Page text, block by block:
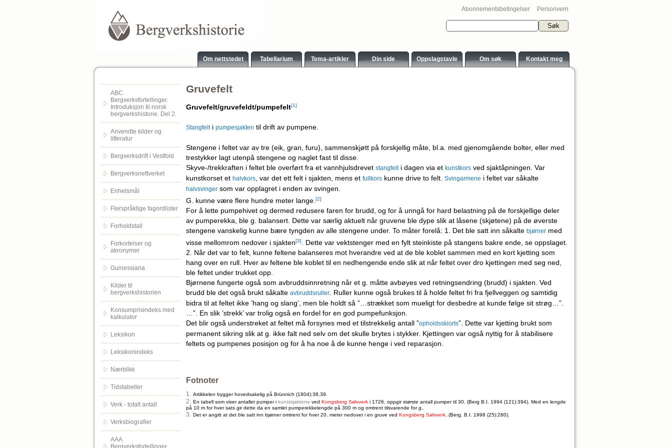
Abonnementsbetingelser Personvern
Om nettstedet Tabellarium Tema-artikler Din side Oppslagstavle Om søk Kontakt meg
ABC.
Bergverksfortellinger.
Introduksjon til norsk
bergverkshistorie. Del 2.
Anvendte kilder og
litteratur
Bergverksdrift i Vestfold
Bergverksnettverket
Enhetsmål
Flerspråklige fagordlister
Forholdstall
Forkortelser og
akronymer
Guinessiana
Kilder til
bergverkshistorien
Konsumprisindeks med
kalkulator
Leksikon
Leksikonindeks
Nærblikk
Tidstabeller
Verk - totalt antall
Verksbiografier
AAA
Bergverksfortellinger.
Gruvefelt
Gruvefelt/gruvefeldt/pumpefelt[1]
Stangfelti pumpesjakten til drift av pumpene.
Stengene i feltet var av tre (eik, gran, furu), sammenskjøtt på forskjellig måte, bl.a. med gjenomgående bolter, eller med
trestykker lagt utenpå stengene og naglet fast til disse.
Skyve-/trekkraften i feltet ble overført fra et vannhjulsdrevet stangfelti dagen via et kunstkors ved sjaktåpningen. Var
kunstkorset et halvkors , var det ett felt i sjakten, mens et fullkors kunne drive to felt. Svingarmene i feltet var såkalte
halvsvinger som var opplagret i enden av svingen.
G. kunne være flere hundre meter lange. [2]
For å lette pumpehivet og dermed redusere faren for brudd, og for å unngå for hard belastning på de forskjellige deler
av pumperekka, ble g. balansert. Dette var særlig aktuelt når gruvene ble dype slik at låsene (skjøtene) på de øverste
stengene vanskelig kunne bære tyngden av alle stengene under. To måter forelå: 1. Det ble satt inn såkalte bjørner med
visse mellomrom nedover i sjakten[3]
. Dette var vektstenger med en fylt steinkiste på stangens bakre ende, se oppslaget.
2. Når det var to felt, kunne feltene balanseres mot hverandre ved at de ble koblet sammen med en kort kjetting som
hang over en rull. Hver av feltene ble koblet til en nedhengende ende slik at når feltet over dro kjettingen med seg ned,
ble feltet under trukket opp.
Bjørnene fungerte også som avbruddsinnretning når et g. måtte avbøyes ved retningsendring (brudd) i sjakten. Ved
brudd ble det også brukt såkalte avbruddsruller . Ruller kunne også brukes til å holde feltet fri fra fjellveggen og samtidig
bidra til at feltet ikke ’hang og slang’, men ble holdt så ”…strækket som mueligt for desbedre at kunde følge sit strøg…”.
…”. En slik ’strekk’ var trolig også en fordel for en god pumpefunksjon.
Det blir også understreket at feltet må forsynes med et tilstrekkelig antall ”opholdsskiorts”. Dette var kjetting brukt som
permanent sikring slik at g. ikke falt ned selv om det skulle brytes i stykker. Kjettingen var også nyttig for å stabilisere
feltets og pumpenes posisjon og for å ha noe å de kunne henge i ved reparasjon.
Fotnoter
1. Artikkelen bygger hovedsakelig på Brünnich (1804):38,39.
2. En tabell som viser antallet pumper i kunstsjaktene ved Kongsberg Sølvverk i 1726, oppgir største antall pumper til 30. (Berg B.I. 1994 (121):394). Med en lengde
på 10 m for hver sats gir dette da en samlet pumperekkelengde på 300 m og omtrent tilsvarende for g..
3. Det er angitt at det ble satt inn bjørner omtrent for hver 20. meter nedover i en gruve ved Kongsberg Sølvverk. (Berg. B.I. 1998 (25):280).